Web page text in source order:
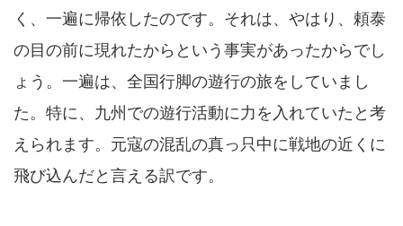
く、一遍に帰依したのです。それは、やはり、頼泰
の目の前に現れたからという事実があったからでし
ょう。一遍は、全国行脚の遊行の旅をしていまし
た。特に、九州での遊行活動に力を入れていたと考
えられます。元寇の混乱の真っ只中に戦地の近くに
飛び込んだと言える訳です。